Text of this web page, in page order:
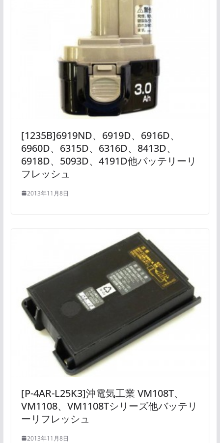
[1235B]6919ND、6919D、6916D、
6960D、6315D、6316D、8413D、
6918D、5093D、4191D他バッテリーリ
フレッシュ
2013年11月8日
[P-4AR-L25K3]沖電気工業 VM108T、
VM1108、VM1108Tシリーズ他バッテリ
ーリフレッシュ
2013年11月8日